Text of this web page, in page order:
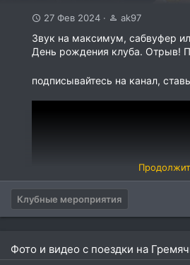
27 Фев 2024 ak97
Звук на максимум, сабвуфер
День рождения клуба. Отрыв!
подписывайтесь на канал,
Клубные мероприятия
Фото и видео с поездки на